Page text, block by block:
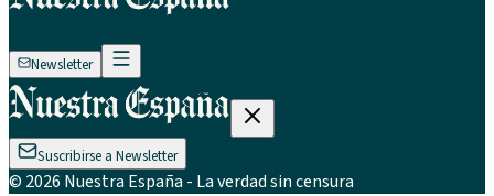
Newsletter
Suscribirse a Newsletter
© 2026 Nuestra España - La verdad sin censura